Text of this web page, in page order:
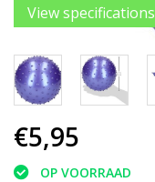
View specifications
€5,95
OP VOORRAAD